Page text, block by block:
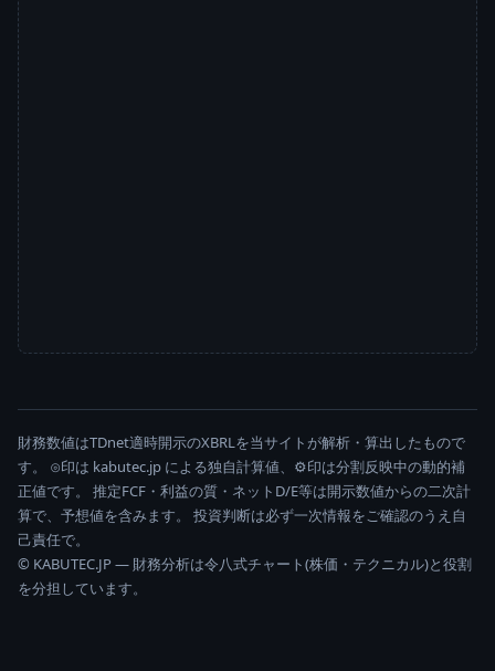
財務数値はTDnet適時開示のXBRLを当サイトが解析・算出したもので
す。 ⊙印は kabutec.jp による独自計算値、⚙印は分割反映中の動的補
正値です。 推定FCF・利益の質・ネットD/E等は開示数値からの二次計
算で、予想値を含みます。 投資判断は必ず一次情報をご確認のうえ自
己責任で。
© KABUTEC.JP — 財務分析は令八式チャート(株価・テクニカル)と役割
を分担しています。